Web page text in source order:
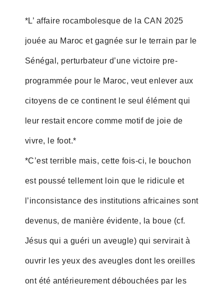
*L’ affaire rocambolesque de la CAN 2025
jouée au Maroc et gagnée sur le terrain par le
Sénégal, perturbateur d’une victoire pre-
programmée pour le Maroc, veut enlever aux
citoyens de ce continent le seul élément qui
leur restait encore comme motif de joie de
vivre, le foot.*
*C’est terrible mais, cette fois-ci, le bouchon
est poussé tellement loin que le ridicule et
l’inconsistance des institutions africaines sont
devenus, de manière évidente, la boue (cf.
Jésus qui a guéri un aveugle) qui servirait à
ouvrir les yeux des aveugles dont les oreilles
ont été antérieurement débouchées par les